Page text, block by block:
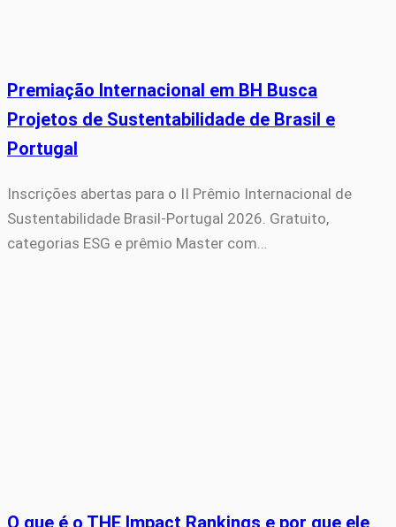
Premiação Internacional em BH Busca
Projetos de Sustentabilidade de Brasil e
Portugal
Inscrições abertas para o II Prêmio Internacional de
Sustentabilidade Brasil-Portugal 2026. Gratuito,
categorias ESG e prêmio Master com…